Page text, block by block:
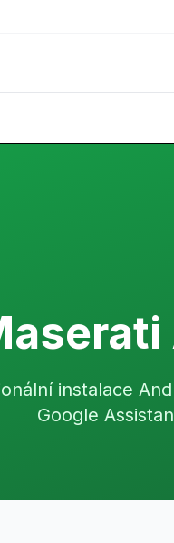
instalace
Google